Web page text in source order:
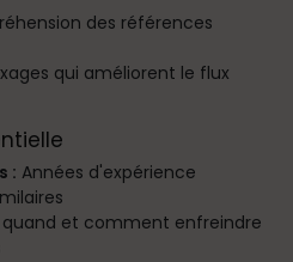
des références
qui améliorent le flux
: Années d'expérience
quand et comment enfreindre